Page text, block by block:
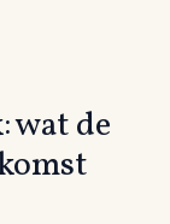
wat de